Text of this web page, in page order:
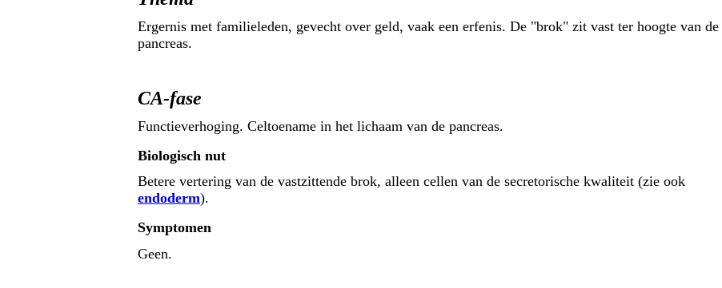
Ergernis met familieleden, gevecht over geld, vaak een erfenis. De "brok" zit vast ter hoogte van de
pancreas.
CA-fase
Functieverhoging. Celtoename in het lichaam van de pancreas.
Biologisch nut
Betere vertering van de vastzittende brok, alleen cellen van de secretorische kwaliteit (zie ook
endoderm).
Symptomen
Geen.